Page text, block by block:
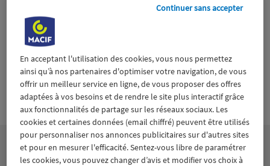
1 juillet 2025
Certifié avec Wiztrust
trusted
sources
En acceptant l'utilisation des cookies, vous nous permettez
ainsi qu’à nos partenaires d'optimiser votre navigation, de vous
offrir un meilleur service en ligne, de vous proposer des offres
adaptées à vos besoins et de rendre le site plus interactif grâce
aux fonctionnalités de partage sur les réseaux sociaux. Les
cookies et certaines données (email chiffré) peuvent être utilisés
pour personnaliser nos annonces publicitaires sur d'autres sites
et pour en mesurer l'efficacité. Sentez-vous libre de paramétrer
les cookies, vous pouvez changer d’avis et modifier vos choix à
Continuer sans accepter